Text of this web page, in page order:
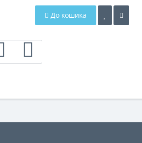
До кошика